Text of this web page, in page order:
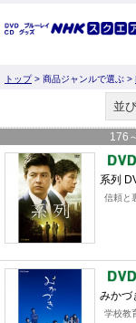
トップ> 商品ジャンルで選ぶ >
並
176 ～
系列
信頼と
みかづ
学校教